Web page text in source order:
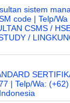
sistem
code | Telp/
CSMS /
/
| Telp/Wa: